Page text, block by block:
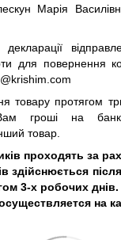
Марія
для повернення
товару протягом
гроші на
товар.
проходять за
здійснюється
3-х робочих днів.
на